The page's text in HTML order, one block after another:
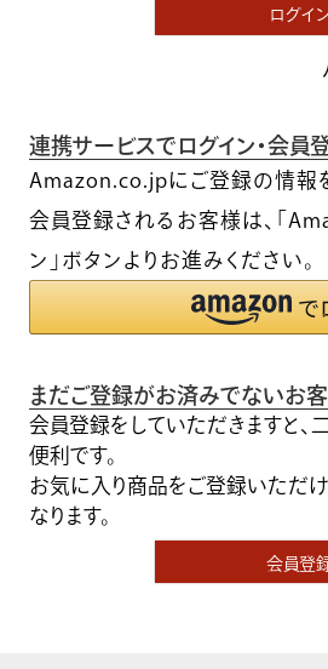
ログイ
連携サービスでログイン・会員
Amazon.co.jpにご登録の情報
会員登録されるお客様は、「
ン」ボタンよりお進みください。
まだご登録がお済みでないお
会員登録をしていただきますと
便利です。
お気に入り商品をご登録いただ
なります。
会員登